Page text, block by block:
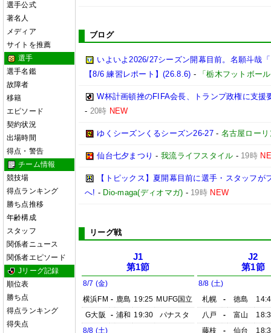
選手公式
著名人
メディア
サイトを推薦
選手
選手名鑑
故障者
移籍
エピソード
契約状況
出場時間
得点・警告
チーム情報
競技場
得点ランキング
勝ち点推移
年齢構成
スタッフ
関係者ニュース
関係者エピソード
Jリーグ記録
順位表
勝ち点
得点ランキング
得失点
ブログ
いよいよ2026/27シーズン開幕目前。名願斗哉
【8/6 練習レポート】(26.8.6) - 「栃木フットボー
W杯計画頓挫のFIFA会長、トランプ政権に支援
- 20時 NEW
ゆくシーズンくるシーズン26-27- 名古屋ロー
仙台七夕まつり - 我流ライフスタイル - 19時
【トピックス】夏開幕目前に選手・スタッフ
へ! - Dio-maga(ディオマガ) - 19時 NEW
リーグ戦
J1
第1節
8/7 (金)
横浜FM - 鹿島 19:25 MUFG国立
G大阪
- 浦和 19:30
パナスタ
8/8 (土)
J2
第1節
8/8 (土)
札幌
- 徳島
八戸
- 富山
藤枝
- 仙台